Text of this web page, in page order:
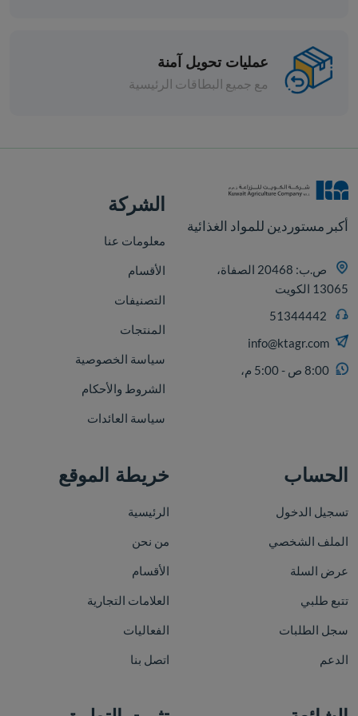
عمليات تحويل آمنة
مع جميع البطاقات الرئيسية
أكبر مستوردين للمواد الغذائية
ص.ب: 20468 الصفاة،
13065 الكويت
info@ktagr.com
8:00 ص - 5:00 م،
الشركة
معلومات عنا
الأقسام
التصنيفات
المنتجات
سياسة الخصوصية
الشروط والأحكام
سياسة العائدات
الحساب
تسجيل الدخول
الملف الشخصي
عرض السلة
تتبع طلبي
سجل الطلبات
الدعم
خريطة الموقع
الرئيسية
من نحن
الأقسام
العلامات التجارية
الفعاليات
اتصل بنا